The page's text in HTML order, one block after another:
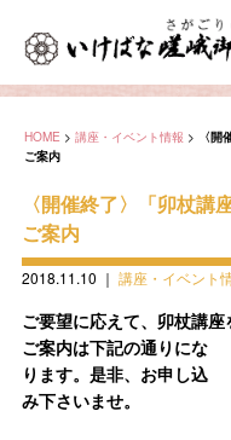
HOME > 講座・イベント情報 >
〈
ご案内
〈開催終了〉「卯杖
ご案内
2018.11.10 ｜ 講座・イベント
ご要望に応えて、卯杖講座
ご案内は下記の通りにな
ります。是非、お申し込
み下さいませ。